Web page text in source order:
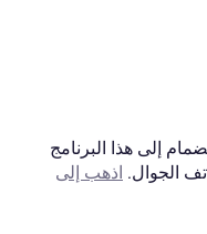
إلى هذا البرنامج
الجوال. اذهب إلى